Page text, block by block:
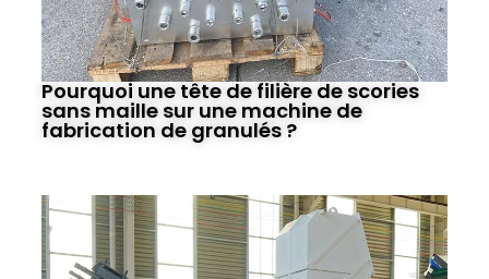
Pourquoi une tête de filière de scories
sans maille sur une machine de
fabrication de granulés ?